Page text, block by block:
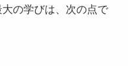
の学びは、次の点で